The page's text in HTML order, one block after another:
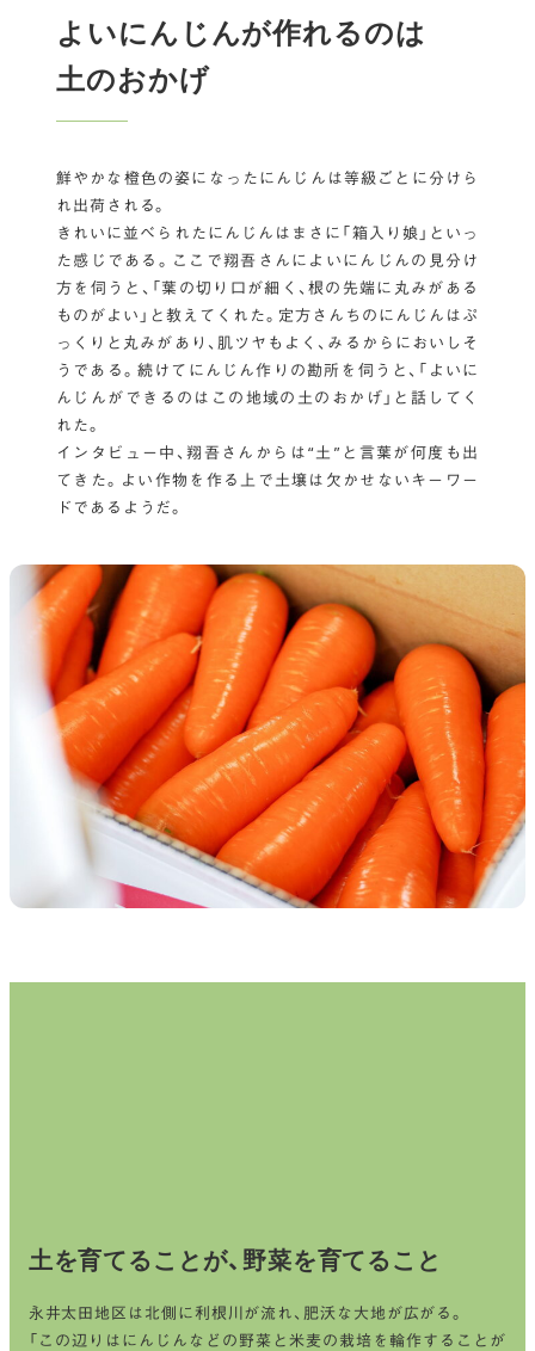
よいにんじんが作れるのは
土のおかげ
鮮やかな橙色の姿になったにんじんは等級ごとに分けら
れ出荷される。
きれいに並べられたにんじんはまさに「箱入り娘」といっ
た感じである。ここで翔吾さんによいにんじんの見分け
方を伺うと、「葉の切り口が細く、根の先端に丸みがある
ものがよい」と教えてくれた。定方さんちのにんじんはぷ
っくりと丸みがあり、肌ツヤもよく、みるからにおいしそ
うである。続けてにんじん作りの勘所を伺うと、「よいに
んじんができるのはこの地域の土のおかげ」と話してく
れた。
インタビュー中、翔吾さんからは“土”と言葉が何度も出
てきた。よい作物を作る上で土壌は欠かせないキーワー
ドであるようだ。
土を育てることが、野菜を育てること
永井太田地区は北側に利根川が流れ、肥沃な大地が広がる。
「この辺りはにんじんなどの野菜と米麦の栽培を輪作することが